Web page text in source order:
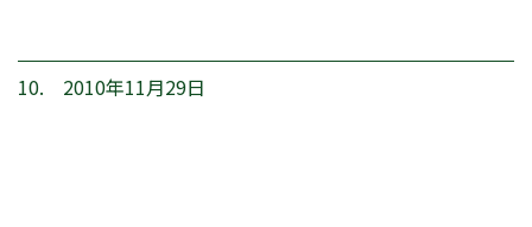
10. 2010年11月29日